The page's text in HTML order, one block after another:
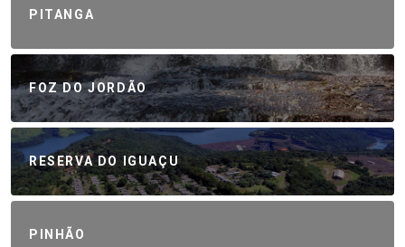
PITANGA
FOZ DO JORDÃO
RESERVA DO IGUAÇU
PINHÃO